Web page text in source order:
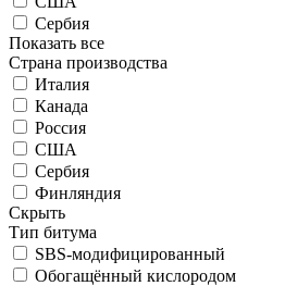
Сербия
Показать все
Страна производства
Италия
Канада
Россия
США
Сербия
Финляндия
Скрыть
Тип битума
SBS-модифицированный
Обогащённый кислородом